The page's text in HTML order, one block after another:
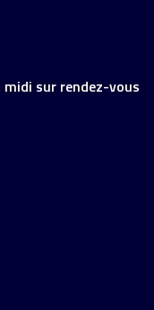
sur rendez-vous